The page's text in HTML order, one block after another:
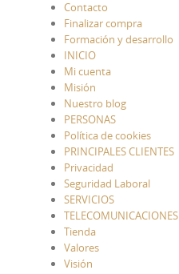
Contacto
Finalizar compra
Formación y desarrollo
INICIO
Mi cuenta
Misión
Nuestro blog
PERSONAS
Política de cookies
PRINCIPALES CLIENTES
Privacidad
Seguridad Laboral
SERVICIOS
TELECOMUNICACIONES
Tienda
Valores
Visión